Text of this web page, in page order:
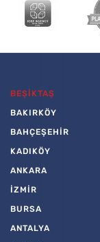
BEŞİKTAŞ
BAKIRKÖY
BAHÇEŞEHİR
KADIKÖY
ANKARA
İZMİR
BURSA
ANTALYA